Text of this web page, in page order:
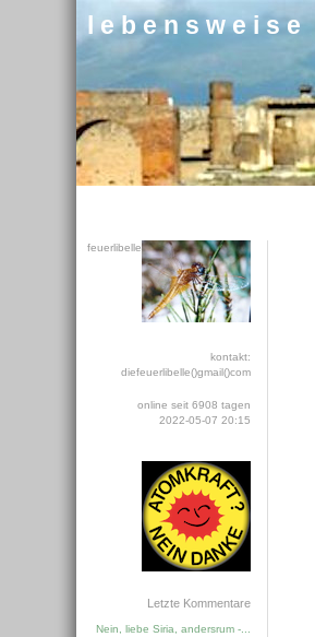
l e b e n s w e i s e
feuerlibelle
kontakt:
diefeuerlibelle()gmail()com
online seit 6908 tagen
2022-05-07 20:15
Letzte Kommentare
Nein, liebe Siria, andersrum -...